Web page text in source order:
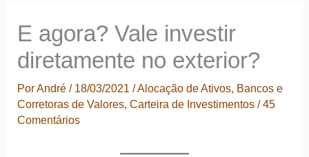
E agora? Vale investir
diretamente no exterior?
PorAndré/ 18/03/2021/Alocação de Ativos, Bancos e
Corretoras de Valores,Carteira de Investimentos /45
Comentários